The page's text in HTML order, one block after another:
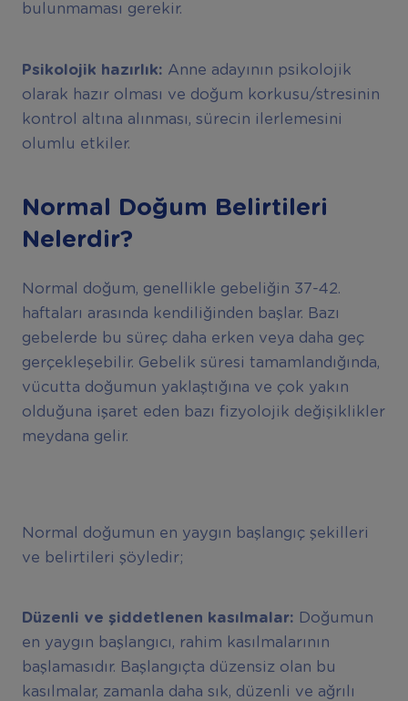
bulunmaması gerekir.
Psikolojik hazırlık: Anne adayının psikolojik
olarak hazır olması ve doğum korkusu/stresinin
kontrol altına alınması, sürecin ilerlemesini
olumlu etkiler.
Normal Doğum Belirtileri
Nelerdir?
Normal doğum, genellikle gebeliğin 37-42.
haftaları arasında kendiliğinden başlar. Bazı
gebelerde bu süreç daha erken veya daha geç
gerçekleşebilir. Gebelik süresi tamamlandığında,
vücutta doğumun yaklaştığına ve çok yakın
olduğuna işaret eden bazı fizyolojik değişiklikler
meydana gelir.
Normal doğumun en yaygın başlangıç şekilleri
ve belirtileri şöyledir;
Düzenli ve şiddetlenen kasılmalar: Doğumun
en yaygın başlangıcı, rahim kasılmalarının
başlamasıdır. Başlangıçta düzensiz olan bu
kasılmalar, zamanla daha sık, düzenli ve ağrılı